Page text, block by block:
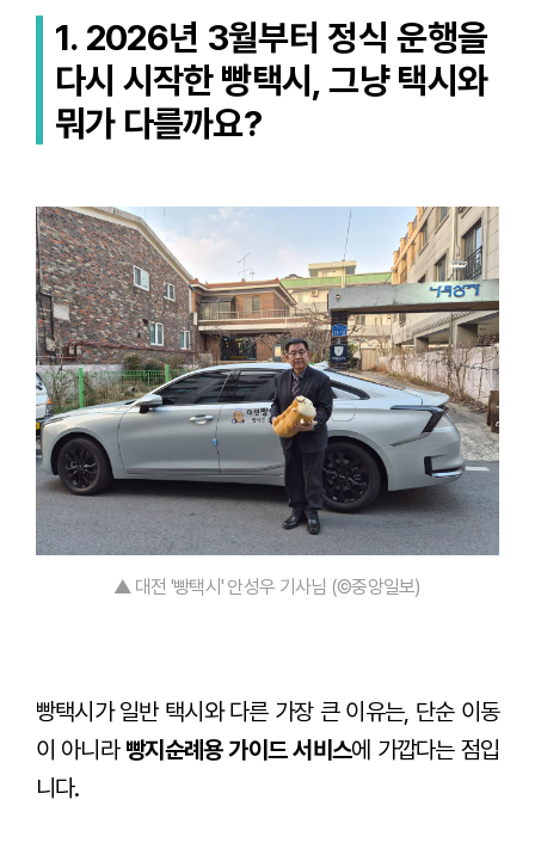
1. 2026년 3월부터 정식 운행을
다시 시작한 빵택시, 그냥 택시와
뭐가 다를까요?
▲ 대전 '빵택시' 안성우 기사님 (©중앙일보)
빵택시가 일반 택시와 다른 가장 큰 이유는, 단순 이동
이 아니라 빵지순례용 가이드 서비스에 가깝다는 점입
니다.